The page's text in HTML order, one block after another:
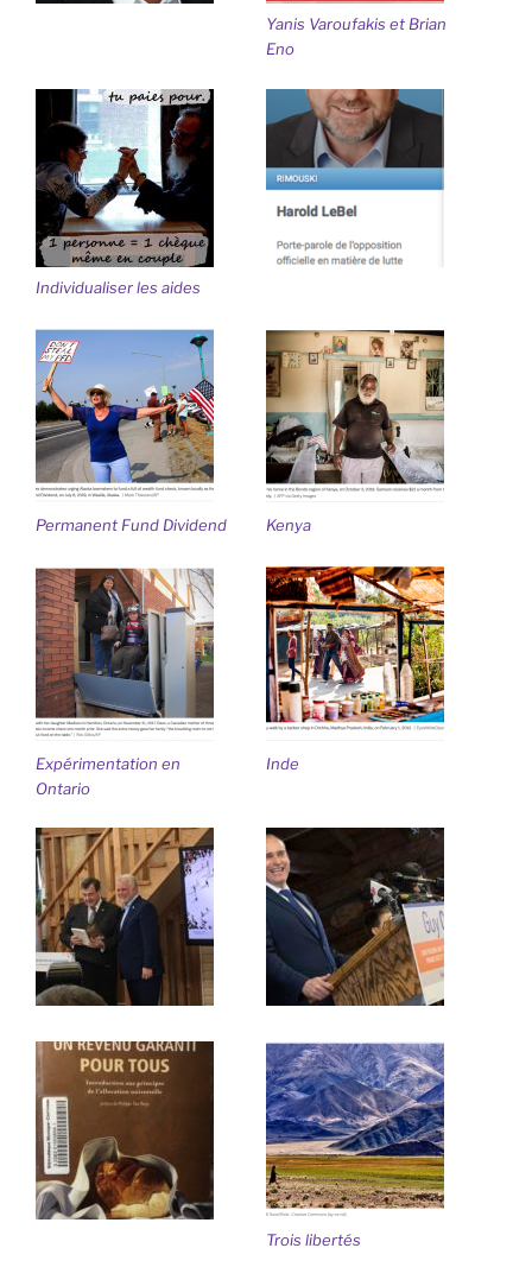
Yanis Varoufakis et Brian
Eno
Individualiser les aides
Permanent Fund Dividend Kenya
Expérimentation en
Ontario
Inde
Trois libertés